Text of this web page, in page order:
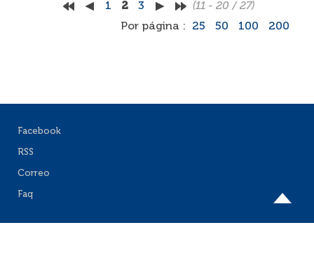
1 2 3
(11 - 20 / 27)
Por página :
25 50 100 200
Facebook
RSS
Correo
Faq